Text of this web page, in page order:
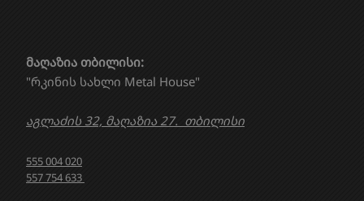
მაღაზია თბილისი:
"რკინის სახლი Metal House"
აგლაძის 32, მაღაზია 27. თბილისი
555 004 020
557 754 633